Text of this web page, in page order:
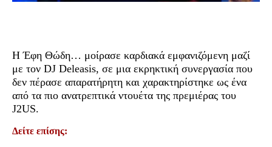
Η Έφη Θώδη… μοίρασε καρδιακά εμφανιζόμενη μαζί
με τον DJ Deleasis, σε μια εκρηκτική συνεργασία που
δεν πέρασε απαρατήρητη και χαρακτηρίστηκε ως ένα
από τα πιο ανατρεπτικά ντουέτα της πρεμιέρας του
J2US.
Δείτε επίσης: